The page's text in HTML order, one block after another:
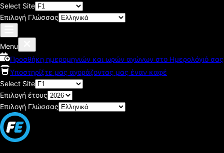
Select Site
Επιλογή Γλώσσας
Menu
Προσθήκη ημερομηνιών και ωρών αγώνων στο Ημερολόγιό σας
Υποστηρίξτε μας αγοράζοντας μας έναν καφέ
Select Site
Επιλογή έτους
Επιλογή Γλώσσας